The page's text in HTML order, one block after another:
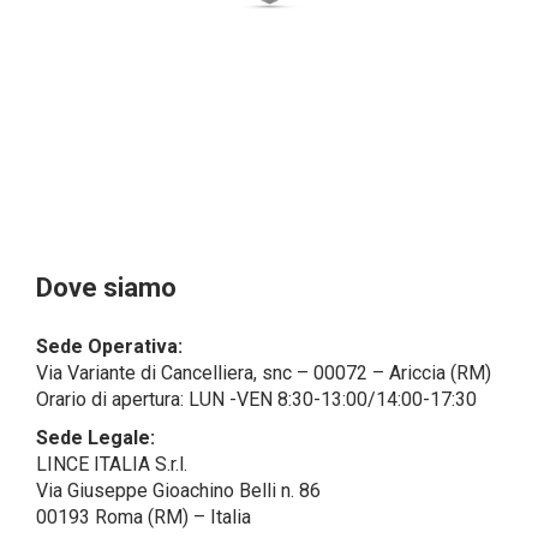
dal campo di applicazione del GDPR (artt. 1 e 4 del
Alcuni segmenti dell’attività richiesta potrebbero
l’espletamento di alcune attività determinate a
società esterne che presentano le garanzie richieste
dal GDPR, abilitandole e a compiere
operazioni determinate per conto di LINCE ITALIA e
conformemente alle istruzioni fornite da
quest’ultima sulla base di specifico accordo per la
gestione dei dati.
Dove siamo
Sede Operativa:
Via Variante di Cancelliera, snc – 00072 – Ariccia (RM)
Orario di apertura: LUN -VEN 8:30-13:00/14:00-17:30
Sede Legale:
LINCE ITALIA S.r.l.
Via Giuseppe Gioachino Belli n. 86
00193 Roma (RM) – Italia